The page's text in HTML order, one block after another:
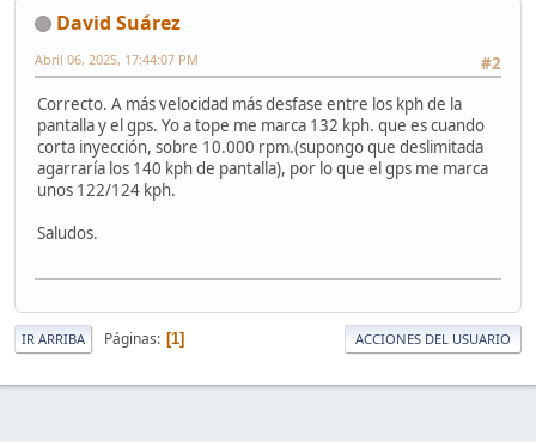
David Suárez
#2
Abril 06, 2025, 17:44:07 PM
Correcto. A más velocidad más desfase entre los kph de la
pantalla y el gps. Yo a tope me marca 132 kph. que es cuando
corta inyección, sobre 10.000 rpm.(supongo que deslimitada
agarraría los 140 kph de pantalla), por lo que el gps me marca
unos 122/124 kph.
Saludos.
IR ARRIBA Páginas 1 ACCIONES DEL USUARIO